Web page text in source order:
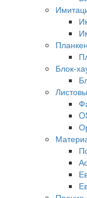
Планкен
Блок-